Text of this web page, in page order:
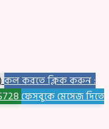
কল করতে ক্লিক করুন :
ফেসবুকে মেসেজ দিতে